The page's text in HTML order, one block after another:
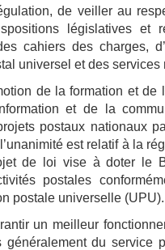
de veiller au
législatives et
cahiers des charges,
universel et des
de la formation et
et de la
postaux nationaux
est relatif à la
de loi vise à doter le
postales
postale universelle (UPU).
un meilleur
du service